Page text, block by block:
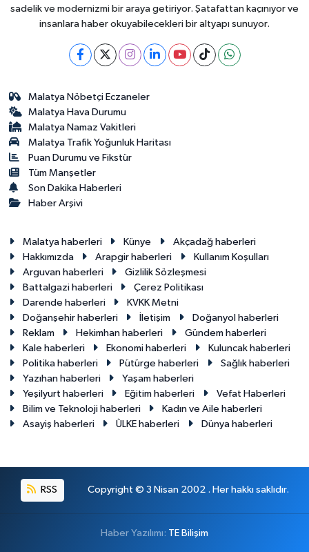
sadelik ve modernizmi bir araya getiriyor. Şatafattan kaçınıyor ve
insanlara haber okuyabilecekleri bir altyapı sunuyor.
Malatya Nöbetçi Eczaneler
Malatya Hava Durumu
Malatya Namaz Vakitleri
Malatya Trafik Yoğunluk Haritası
Puan Durumu ve Fikstür
Tüm Manşetler
Son Dakika Haberleri
Haber Arşivi
Malatya haberleri Künye
Akçadağ haberleri
Hakkımızda
Arapgir haberleri
Kullanım Koşulları
Arguvan haberleri
Gizlilik Sözleşmesi
Battalgazi haberleri
Çerez Politikası
Darende haberleri
KVKK Metni
Doğanşehir haberleri
İletişim
Doğanyol haberleri
Reklam
Hekimhan haberleri
Gündem haberleri
Kale haberleri
Ekonomi haberleri
Kuluncak haberleri
Politika haberleri
Pütürge haberleri
Sağlık haberleri
Yazıhan haberleri
Yaşam haberleri
Yeşilyurt haberleri
Eğitim haberleri
Vefat Haberleri
Bilim ve Teknoloji haberleri
Kadın ve Aile haberleri
Asayiş haberleri
ÜLKE haberleri Dünya haberleri
RSS Copyright © 3 Nisan 2002 . Her hakkı saklıdır.
Haber Yazılımı: TE Bilişim